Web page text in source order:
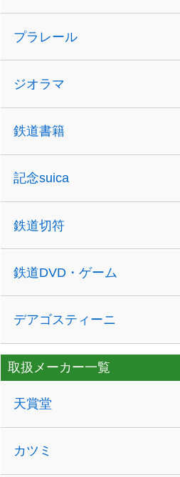
プラレール
ジオラマ
鉄道書籍
記念suica
鉄道切符
鉄道DVD・ゲーム
デアゴスティーニ
取扱メーカー一覧
天賞堂
カツミ